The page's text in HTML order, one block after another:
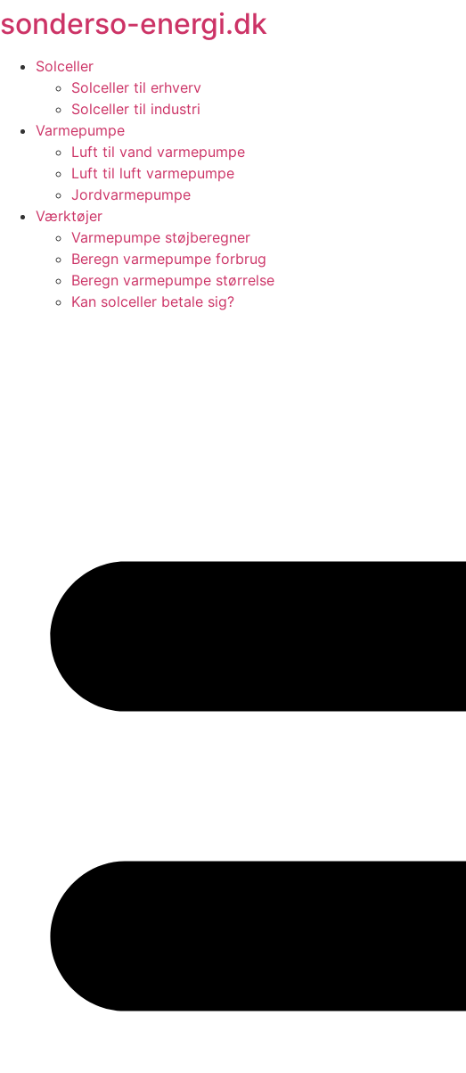
Videre
til
indhold
sonderso-energi.dk
Solceller
Solceller til erhverv
Solceller til industri
Varmepumpe
Luft til vand varmepumpe
Luft til luft varmepumpe
Jordvarmepumpe
Værktøjer
Varmepumpe støjberegner
Beregn varmepumpe forbrug
Beregn varmepumpe størrelse
Kan solceller betale sig?